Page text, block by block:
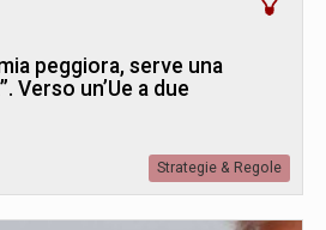
peggiora, serve una
Verso un’Ue a due
Strategie & Regole